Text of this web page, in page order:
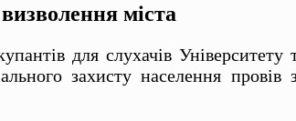
міста
для слухачів Університету
захисту населення провів